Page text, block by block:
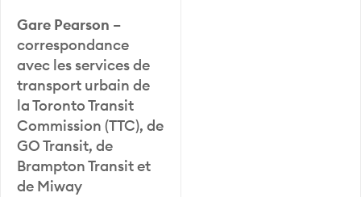
Gare Pearson –
correspondance
avec les services de
transport urbain de
la Toronto Transit
Commission (TTC), de
GO Transit, de
Brampton Transit et
de Miway